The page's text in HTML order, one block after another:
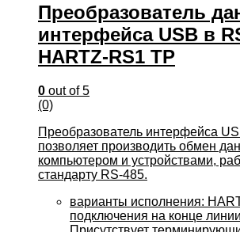
Преобразователь
интерфейса USB в
HARTZ-RS1 TP
0 out of 5
(0)
Преобразователь интерфейса
позволяет производить обмен
компьютером и устройствами,
стандарту RS-485.
варианты исполнения:
подключения на конце